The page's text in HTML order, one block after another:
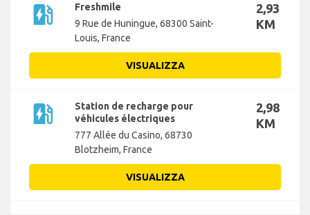
ev_station
Freshmile
9 Rue de Huningue, 68300 Saint-
Louis, France
2,93
KM
VISUALIZZA
ev_station
Station de recharge pour
véhicules électriques
777 Allée du Casino, 68730
Blotzheim, France
2,98
KM
VISUALIZZA